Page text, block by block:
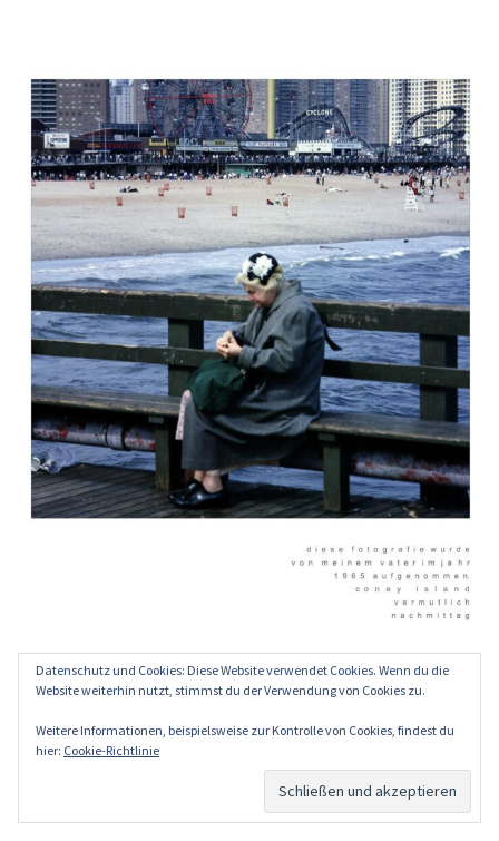
Datenschutz und Cookies: Diese Website verwendet Cookies. Wenn du die
Website weiterhin nutzt, stimmst du der Verwendung von Cookies zu.
Weitere Informationen, beispielsweise zur Kontrolle von Cookies, findest du
hier: Cookie-Richtlinie